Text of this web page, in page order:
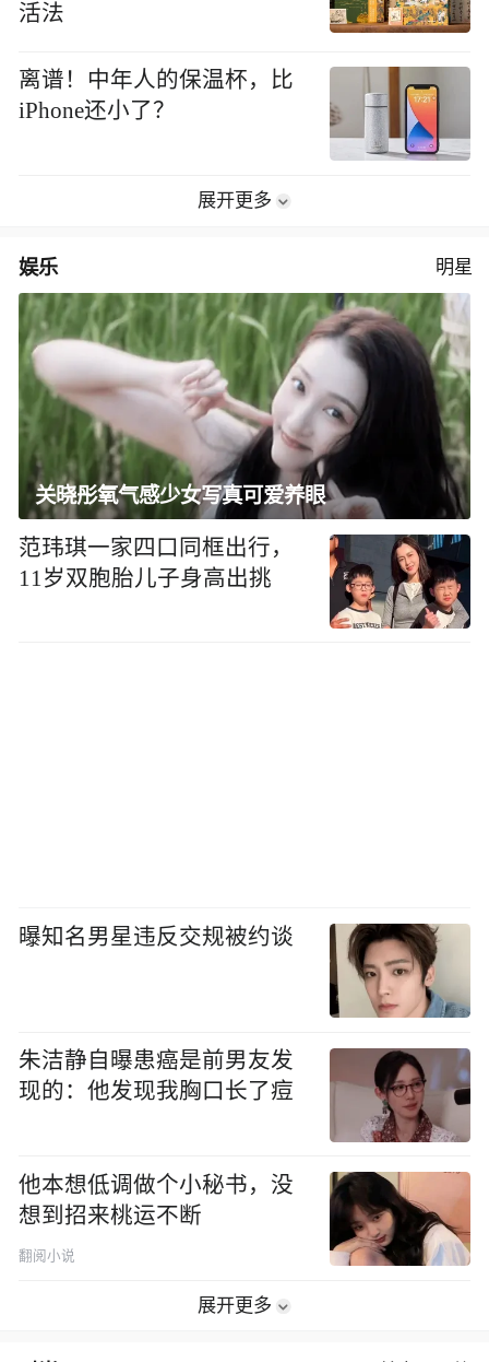
活法
离谱！中年人的保温杯，比
iPhone还小了？
展开更多
娱乐 明星
关晓彤氧气感少女写真可爱养眼
范玮琪一家四口同框出行，
11岁双胞胎儿子身高出挑
曝知名男星违反交规被约谈
朱洁静自曝患癌是前男友发
现的：他发现我胸口长了痘
他本想低调做个小秘书，没
想到招来桃运不断
翻阅小说
展开更多